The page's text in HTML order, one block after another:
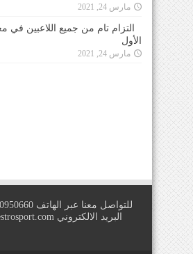
مارس 24, 2021
التزام تام من جميع اللاعبين في
الأول
مارس 24, 2021
البريد الالكتروني